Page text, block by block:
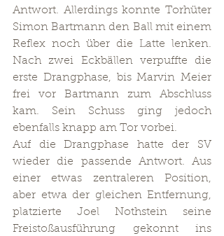
Antwort. Allerdings konnte Torhüter
Simon Bartmann den Ball mit einem
Reflex noch über die Latte lenken.
Nach zwei Eckbällen verpuffte die
erste Drangphase, bis Marvin Meier
frei vor Bartmann zum Abschluss
kam. Sein Schuss ging jedoch
ebenfalls knapp am Tor vorbei.
Auf die Drangphase hatte der SV
wieder die passende Antwort. Aus
einer etwas zentraleren Position,
aber etwa der gleichen Entfernung,
platzierte Joel Nothstein seine
Freistoßausführung gekonnt ins